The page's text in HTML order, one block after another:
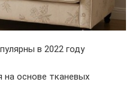
в 2022 году
на основе тканевых